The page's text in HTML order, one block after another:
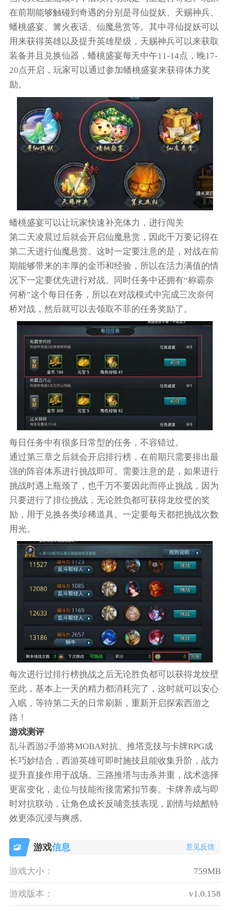
在前期能够触碰到奇遇的分别是寻仙捉妖、天赐神兵、
蟠桃盛宴、篝火夜话、仙魔悬赏等。其中寻仙捉妖可以
用来获得英雄以及提升英雄星级，天赐神兵可以来获取
装备并且兑换仙器，蟠桃盛宴每天中午11-14点，晚17-
20点开启，玩家可以通过参加蟠桃盛宴来获得体力奖
励。
蟠桃盛宴可以让玩家快速补充体力，进行闯关
第二天凌晨过后就会开启仙魔悬赏，因此千万要记得在
第二天进行仙魔悬赏。这时一定要注意的是，对战在前
期能够带来的丰厚的金币和经验，所以在活力满值的情
况下一定要优先进行对战。同时任务中还拥有“称霸奈
何桥”这个每日任务，所以在对战模式中完成三次奈何
桥对战，然后就可以去领取不菲的任务奖励了。
每日任务中有很多日常型的任务，不容错过。
通过第三章之后就会开启排行榜，在前期只需要排出最
强的阵容体系进行挑战即可。需要注意的是，如果进行
挑战时遇上瓶颈了，也千万不要因此而停止挑战，因为
只要进行了排位挑战，无论胜负都可获得龙纹璧的奖
励，用于兑换各类珍稀道具。一定要每天都把挑战次数
用光。
每次进行过排行榜挑战之后无论胜负都可以获得龙纹壁
至此，基本上一天的精力都消耗完了，这时就可以安心
入眠，等待第二天的日常刷新，重新开启探索西游之
路！
游戏测评
乱斗西游2手游将MOBA对抗、推塔竞技与卡牌RPG成
长巧妙结合，西游英雄可即时施技且能收集升阶，战力
提升直接作用于战场。三路推塔与击杀并重，战术选择
更富变化，走位与技能衔接需紧扣节奏。卡牌养成与即
时对抗联动，让角色成长反哺竞技表现，剧情与炫酷特
效更添沉浸与爽感。
游戏信息 意见反馈
游戏大小： 759MB
游戏版本： v1.0.158